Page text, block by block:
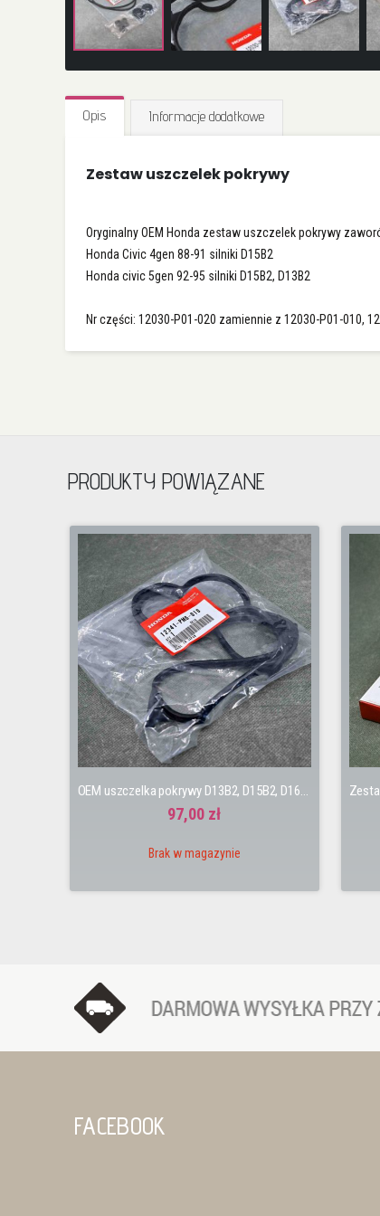
na
początek
Opis
Zestaw uszczelek pokrywy
Oryginalny OEM Honda zestaw uszczelek pokrywy
Honda Civic 4gen 88-91 silniki D15B2
Honda civic 5gen 92-95 silniki D15B2, D13B2
Nr części: 12030-P01-020 zamiennie z 12030-P01-010,
Informacje dodatkowe
PRODUKTY POWIĄZANE
OEM uszczelka pokrywy D13B2, D15B2, D16A6, D16Z2
97,00 zł
Brak w magazynie
FACEBOOK